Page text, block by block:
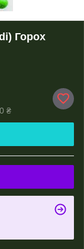
Горох
₴